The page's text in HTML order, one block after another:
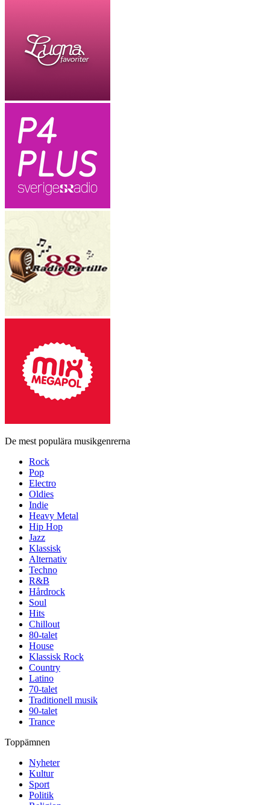
De mest populära musikgenrerna
Rock
Pop
Electro
Oldies
Indie
Heavy Metal
Hip Hop
Jazz
Klassisk
Alternativ
Techno
R&B
Hårdrock
Soul
Hits
Chillout
80-talet
House
Klassisk Rock
Country
Latino
70-talet
Traditionell musik
90-talet
Trance
Toppämnen
Nyheter
Kultur
Sport
Politik